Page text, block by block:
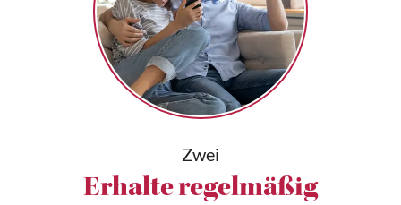
Zwei
Erhalte regelmäßig